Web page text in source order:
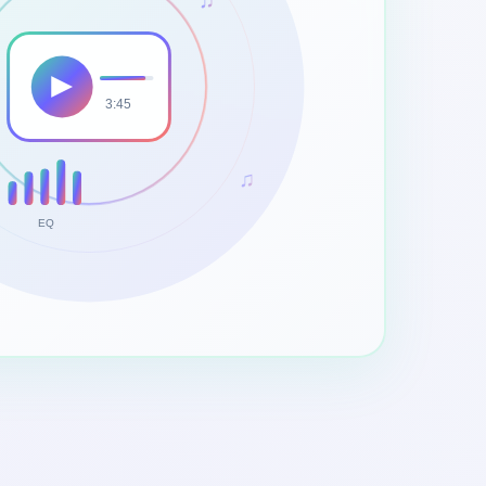
3:45
♫
EQ